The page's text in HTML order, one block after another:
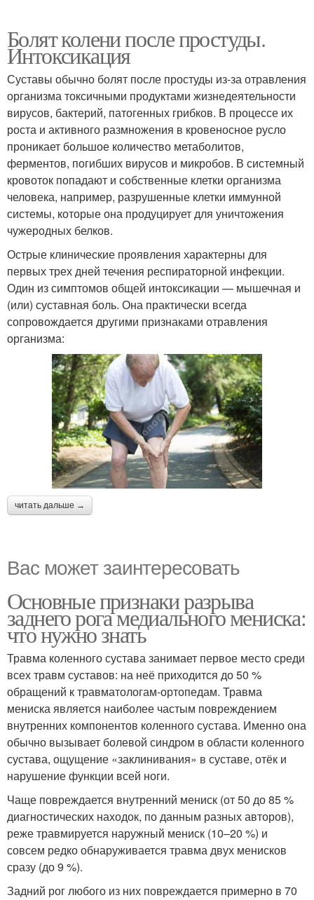
Болят колени после простуды.
Интоксикация
Суставы обычно болят после простуды из-за отравления
организма токсичными продуктами жизнедеятельности
вирусов, бактерий, патогенных грибков. В процессе их
роста и активного размножения в кровеносное русло
проникает большое количество метаболитов,
ферментов, погибших вирусов и микробов. В системный
кровоток попадают и собственные клетки организма
человека, например, разрушенные клетки иммунной
системы, которые она продуцирует для уничтожения
чужеродных белков.
Острые клинические проявления характерны для
первых трех дней течения респираторной инфекции.
Один из симптомов общей интоксикации — мышечная и
(или) суставная боль. Она практически всегда
сопровождается другими признаками отравления
организма:
читать дальше →
Вас может заинтересовать
Основные признаки разрыва
заднего рога медиального мениска:
что нужно знать
Травма коленного сустава занимает первое место среди
всех травм суставов: на неё приходится до 50 %
обращений к травматологам-ортопедам. Травма
мениска является наиболее частым повреждением
внутренних компонентов коленного сустава. Именно она
обычно вызывает болевой синдром в области коленного
сустава, ощущение «заклинивания» в суставе, отёк и
нарушение функции всей ноги.
Чаще повреждается внутренний мениск (от 50 до 85 %
диагностических находок, по данным разных авторов),
реже травмируется наружный мениск (10–20 %) и
совсем редко обнаруживается травма двух менисков
сразу (до 9 %).
Задний рог любого из них повреждается примерно в 70